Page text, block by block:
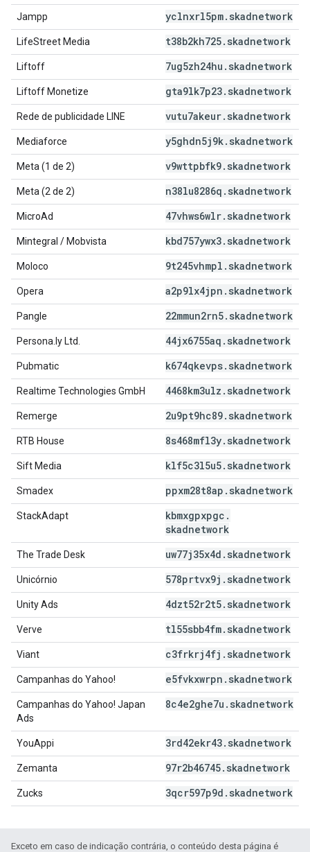
Jampp yclnxrl5pm. skadnetwork
LifeStreet Media t38b2kh725. skadnetwork
Liftoff 7ug5zh24hu . skadnetwork
Liftoff Monetize gta9lk7p23. skadnetwork
Rede de publicidade LINE vutu7akeur. skadnetwork
Mediaforce y5ghdn5j9k. skadnetwork
Meta (1 de 2) v9wttpbfk9. skadnetwork
Meta (2 de 2) n38lu8286q . skadnetwork
MicroAd 47vhws6wlr. skadnetwork
Mintegral / Mobvista kbd757ywx3. skadnetwork
Moloco 9t245vhmpl . skadnetwork
Opera a2p9lx4jpn . skadnetwork
Pangle 22mmun2rn5. skadnetwork
Persona.ly Ltd. 44jx6755aq . skadnetwork
Pubmatic k674qkevps. skadnetwork
Realtime Technologies GmbH 4468km3ulz . skadnetwork
Remerge 2u9pt9hc89. skadnetwork
RTB House 8s468mfl3y. skadnetwork
Sift Media klf5c3l5u5. skadnetwork
Smadex ppxm28t8ap . skadnetwork
StackAdapt kbmxgpxpgc .
skadnetwork
The Trade Desk uw77j35x4d . skadnetwork
Unicórnio 578prtvx9j . skadnetwork
Unity Ads 4dzt52r2t5. skadnetwork
Verve tl55sbb4fm. skadnetwork
Viant c3frkrj4fj . skadnetwork
Campanhas do Yahoo! e5fvkxwrpn . skadnetwork
Campanhas do Yahoo! Japan
Ads
8c4e2ghe7u . skadnetwork
YouAppi 3rd42ekr43. skadnetwork
Zemanta 97r2b46745. skadnetwork
Zucks 3qcr597p9d . skadnetwork
Exceto em caso de indicação contrária, o conteúdo desta página é